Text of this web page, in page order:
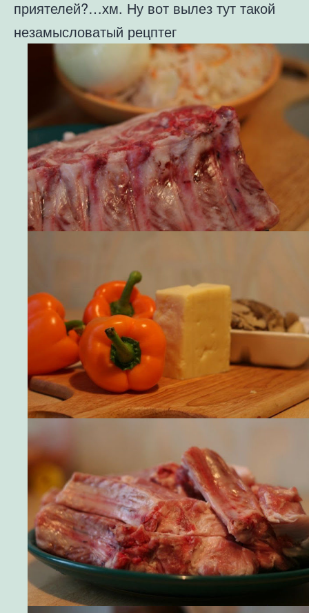
приятелей?…хм. Ну вот вылез тут такой
незамысловатый рецптег